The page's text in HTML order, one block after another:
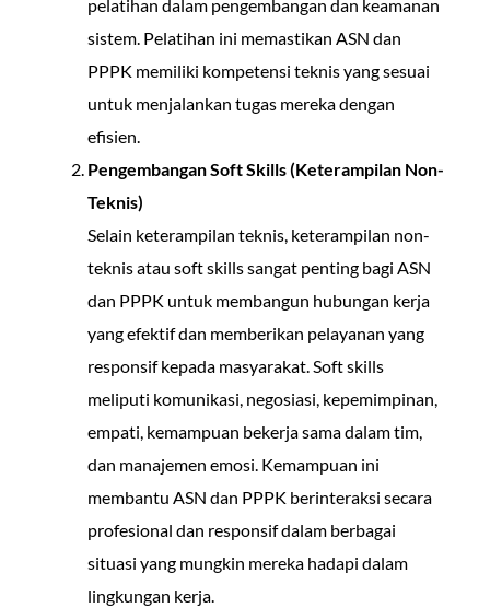
pelatihan dalam pengembangan dan keamanan
sistem. Pelatihan ini memastikan ASN dan
PPPK memiliki kompetensi teknis yang sesuai
untuk menjalankan tugas mereka dengan
efisien.
Pengembangan Soft Skills (Keterampilan Non-
Teknis)
Selain keterampilan teknis, keterampilan non-
teknis atau soft skills sangat penting bagi ASN
dan PPPK untuk membangun hubungan kerja
yang efektif dan memberikan pelayanan yang
responsif kepada masyarakat. Soft skills
meliputi komunikasi, negosiasi, kepemimpinan,
empati, kemampuan bekerja sama dalam tim,
dan manajemen emosi. Kemampuan ini
membantu ASN dan PPPK berinteraksi secara
profesional dan responsif dalam berbagai
situasi yang mungkin mereka hadapi dalam
lingkungan kerja.